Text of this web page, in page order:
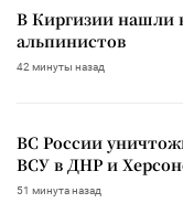
В Киргизии нашли
альпинистов
42 минуты назад
ВС России
ВСУ в ДНР и
51 минута назад